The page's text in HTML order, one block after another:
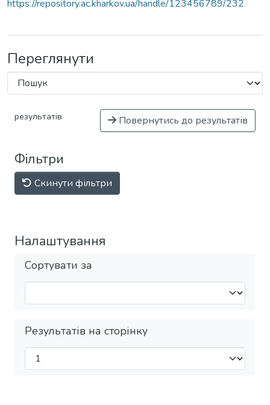
https://repository.ac.kharkov.ua/handle/123456789/232
Переглянути
результатів Повернутись до результатів
Фільтри
Скинути фільтри
Налаштування
Сортувати за
Результатів на сторінку